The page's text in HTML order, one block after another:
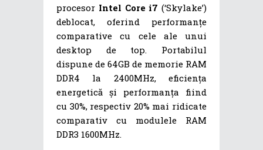
procesor Intel Core i7 (‘Skylake’)
deblocat, oferind performanțe
comparative cu cele ale unui
desktop de top. Portabilul
dispune de 64GB de memorie RAM
DDR4 la 2400MHz, eficiența
energetică și performanța fiind
cu 30%, respectiv 20% mai ridicate
comparativ cu modulele RAM
DDR3 1600MHz.